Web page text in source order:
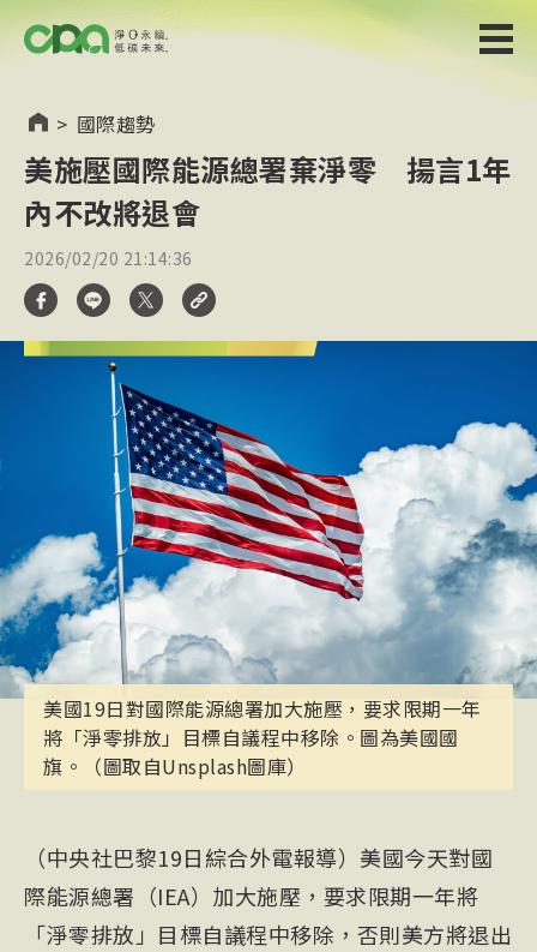
> 國際趨勢
美施壓國際能源總署棄淨零 揚言1年
內不改將退會
2026/02/20 21:14:36
美國19日對國際能源總署加大施壓，要求限期一年
將「淨零排放」目標自議程中移除。圖為美國國
旗。（圖取自Unsplash圖庫）
（中央社巴黎19日綜合外電報導）美國今天對國
際能源總署（IEA）加大施壓，要求限期一年將
「淨零排放」目標自議程中移除，否則美方將退出